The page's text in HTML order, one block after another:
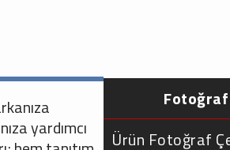
yardımcı
Ürün Fotoğraf